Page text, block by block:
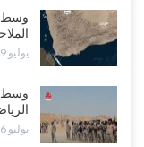
وسط
يوليو 29, 2026
وسط
يوليو 26, 2026